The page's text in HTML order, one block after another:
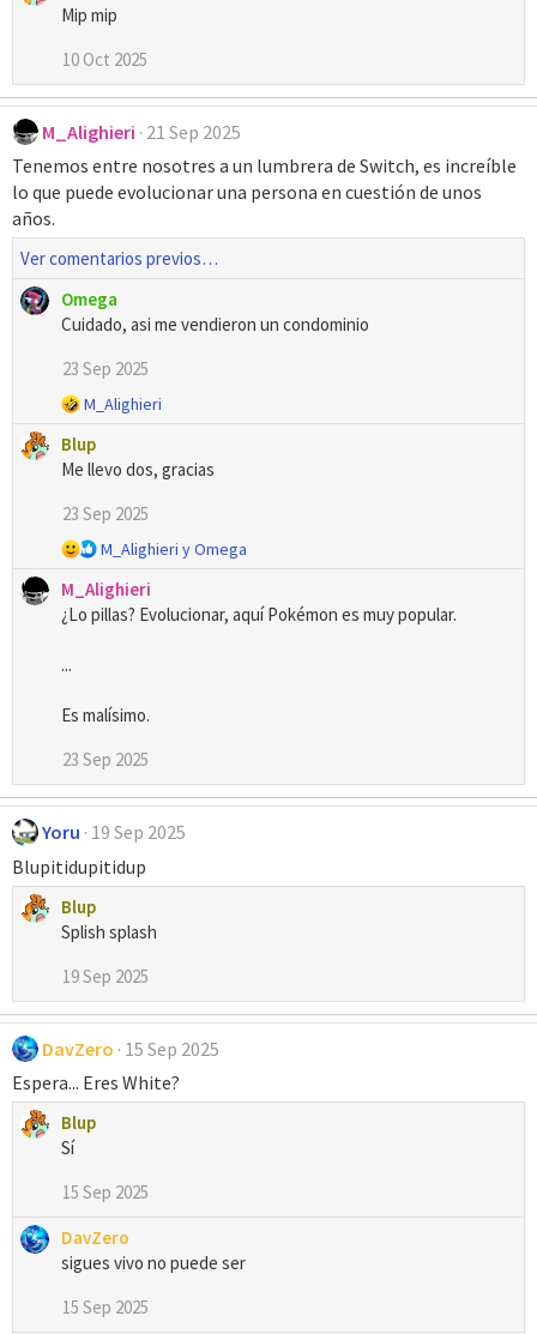
Mip mip
10 Oct 2025
M_Alighieri 21 Sep 2025
Tenemos entre nosotres a un lumbrera de Switch, es increíble
lo que puede evolucionar una persona en cuestión de unos
años.
Ver comentarios previos…
Omega
Cuidado, asi me vendieron un condominio
23 Sep 2025
R
a
c
i
o
n
e
s
M_Alighieri
Blup
Me llevo dos, gracias
23 Sep 2025
R
a
c
n
s
M_Alighieri yOmega
M_Alighieri
¿Lo pillas? Evolucionar, aquí Pokémon es muy popular.
...
Es malísimo.
23 Sep 2025
Yoru 19 Sep 2025
Blupitidupitidup
Blup
Splish splash
19 Sep 2025
DavZero 15 Sep 2025
Espera... Eres White?
Blup
Sí
15 Sep 2025
DavZero
sigues vivo no puede ser
15 Sep 2025